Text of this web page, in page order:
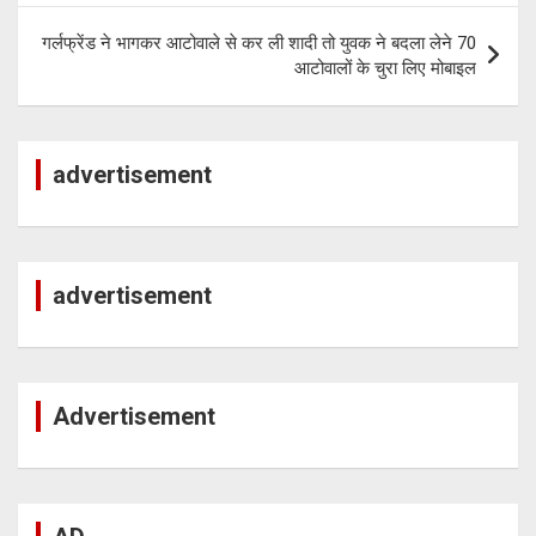
गर्लफ्रेंड ने भागकर आटोवाले से कर ली शादी तो युवक ने बदला लेने 70
आटोवालों के चुरा लिए मोबाइल
advertisement
advertisement
Advertisement